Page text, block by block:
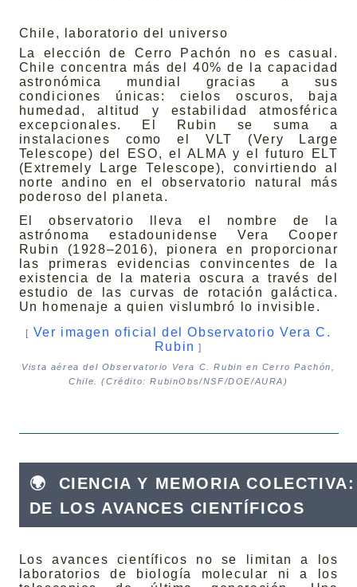
Chile, laboratorio del universo
La elección de Cerro Pachón no es casual.
Chile concentra más del 40% de la capacidad
astronómica mundial gracias a sus
condiciones únicas: cielos oscuros, baja
humedad, altitud y estabilidad atmosférica
excepcionales. El Rubin se suma a
instalaciones como el VLT (Very Large
Telescope) del ESO, el ALMA y el futuro ELT
(Extremely Large Telescope), convirtiendo al
norte andino en el observatorio natural más
poderoso del planeta.
El observatorio lleva el nombre de la
astrónoma estadounidense Vera Cooper
Rubin (1928–2016), pionera en proporcionar
las primeras evidencias convincentes de la
existencia de la materia oscura a través del
estudio de las curvas de rotación galáctica.
Un homenaje a quien vislumbró lo invisible.
[ Ver imagen oficial del Observatorio Vera C.
Rubin ]
Vista aérea del Observatorio Vera C. Rubin en Cerro Pachón,
Chile. (Crédito: RubinObs/NSF/DOE/AURA)
🌍
CIENCIA Y MEMORIA
DE LOS AVANCES CIENTÍFICOS
Los avances científicos no se limitan a los
laboratorios de biología molecular ni a los